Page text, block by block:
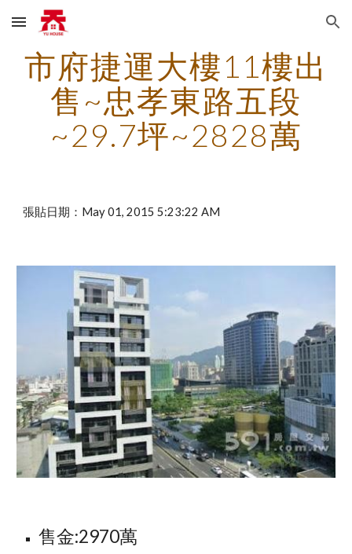
Skip to main content Skip to navigation
市府捷運大樓11樓出
售~忠孝東路五段
~29.7坪~2828萬
張貼日期：May 01, 2015 5:23:22 AM
售金:2970萬